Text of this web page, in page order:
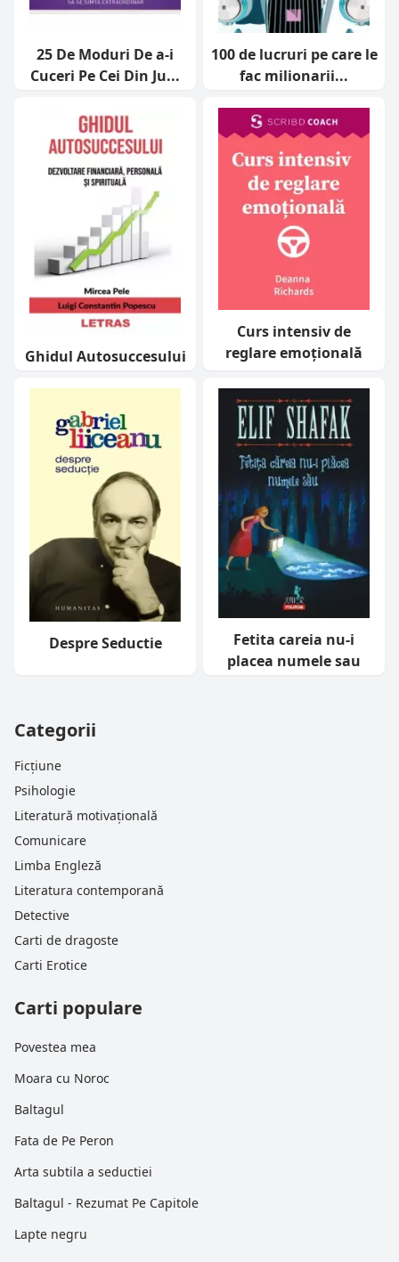
25 De Moduri De a-i
Cuceri Pe Cei Din Ju...
100 de lucruri pe care le
fac milionarii...
Ghidul Autosuccesului
Curs intensiv de
reglare emoțională
Despre Seductie
Fetita careia nu-i
placea numele sau
Categorii
Ficțiune
Psihologie
Literatură motivațională
Comunicare
Limba Engleză
Literatura contemporană
Detective
Carti de dragoste
Carti Erotice
Carti populare
Povestea mea
Moara cu Noroc
Baltagul
Fata de Pe Peron
Arta subtila a seductiei
Baltagul - Rezumat Pe Capitole
Lapte negru